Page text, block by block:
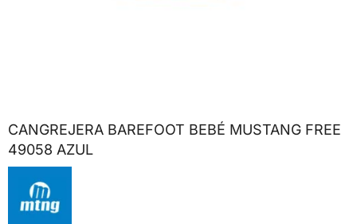
CANGREJERA BAREFOOT BEBÉ MUSTANG FREE
49058 AZUL